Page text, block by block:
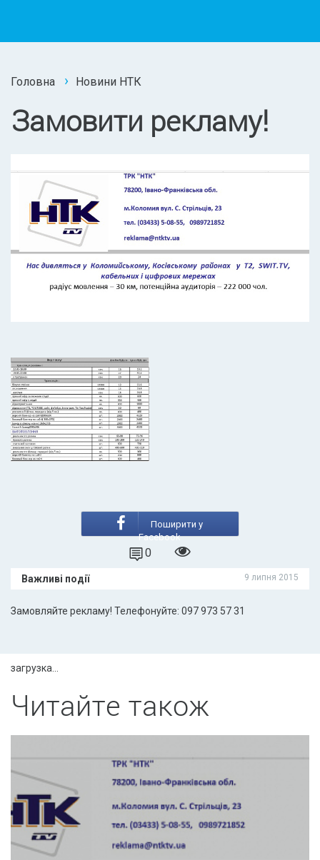
Головна Новини НТК
Замовити рекламу!
Поширити у
Facebook
0
Важливі події 9 липня 2015
Замовляйте рекламу! Телефонуйте: 097 973 57 31
загрузка...
Читайте також